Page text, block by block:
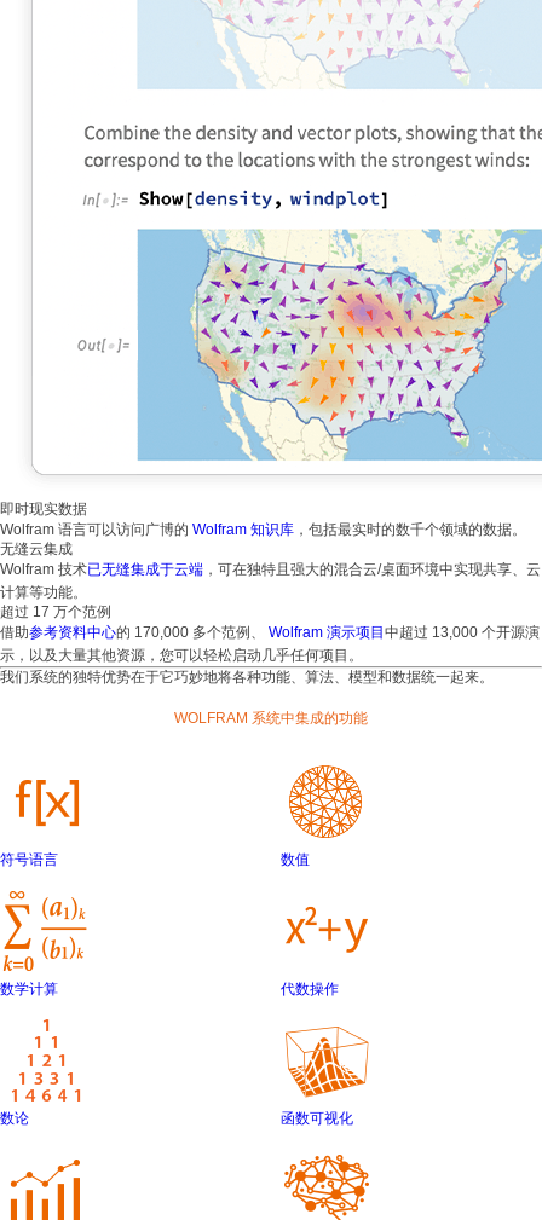
即时现实数据
Wolfram 语言可以访问广博的 Wolfram 知识库 ，包括最实时的数千个领域的数据。
无缝云集成
Wolfram 技术已无缝集成于云端 ，可在独特且强大的混合云/桌面环境中实现共享、云
计算等功能。
超过 17 万个范例
借助参考资料中心的 170,000 多个范例、 Wolfram 演示项目 中超过 13,000 个开源演
示，以及大量其他资源，您可以轻松启动几乎任何项目。
我们系统的独特优势在于它巧妙地将各种功能、算法、模型和数据统一起来。
WOLFRAM 系统中集成的功能
符号语言 数值
数学计算 代数操作
数论 函数可视化